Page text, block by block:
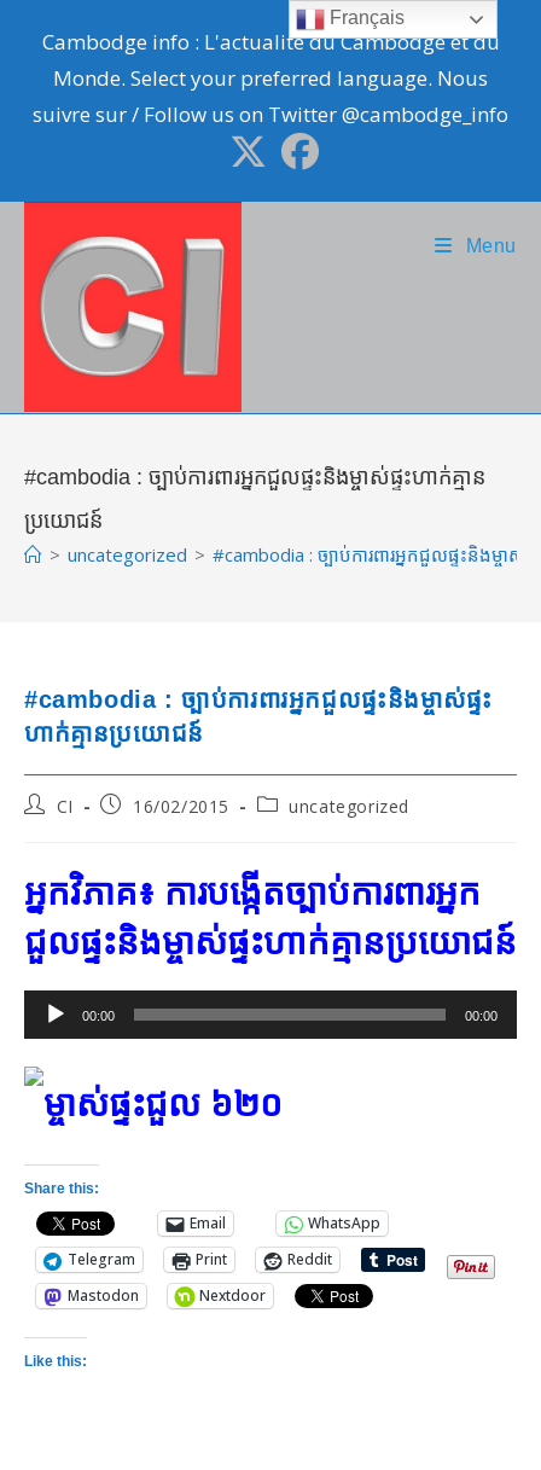
content
Cambodge info : L'actualité du Cambodge et du
Monde. Select your preferred language. Nous
suivre sur / Follow us on Twitter @cambodge_info
Menu
#cambodia : ច្បាប់​​ការពារ​​អ្នក​ជួល​ផ្ទះ​និង​ម្ចាស់​ផ្ទះ​ហាក់​គ្មាន​
ប្រយោជន៍
> uncategorized > #cambodia : ច្បាប់​​ការពារ​​អ្នក​ជួល​ផ្ទះ​និង​ម្ចាស់​
#cambodia : ច្បាប់​​ការពារ​​អ្នក​ជួល​ផ្ទះ​និង​ម្ចាស់​ផ្ទះ​
ហាក់​គ្មាន​ប្រយោជន៍
PostCI
Post16/02/2015
Postuncategorized
អ្នក​វិភាគ៖ ការ​បង្កើត​ច្បាប់​​ការពារ​​អ្នក​
ជួល​ផ្ទះ​និង​ម្ចាស់​ផ្ទះ​ហាក់​គ្មាន​ប្រយោជន៍
Audio
Player
00:00 00:00
Share this:
Email
WhatsApp
Telegram
Print
Reddit
Mastodon
Nextdoor
Like this:
Français